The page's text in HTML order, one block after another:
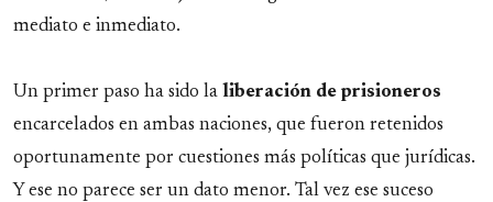
mediato e inmediato.
Un primer paso ha sido la liberación de prisioneros
encarcelados en ambas naciones, que fueron retenidos
oportunamente por cuestiones más políticas que jurídicas.
Y ese no parece ser un dato menor. Tal vez ese suceso